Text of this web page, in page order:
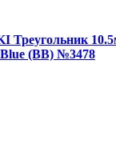
Треугольник
(BB) №3478